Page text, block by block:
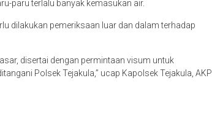
paru terlalu banyak kemasukan air.
dilakukan pemeriksaan luar dan dalam terhadap
disertai dengan permintaan visum untuk
Polsek Tejakula,” ucap Kapolsek Tejakula, AKP